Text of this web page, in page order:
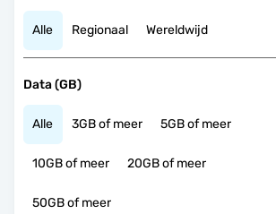
Alle Regionaal Wereldwijd
Data (GB)
Alle 3GB of meer 5GB of meer
10GB of meer 20GB of meer
50GB of meer